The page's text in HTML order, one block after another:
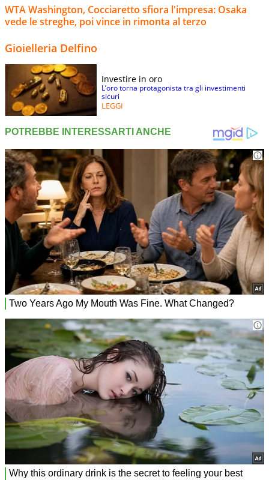
WTA Washington, Cocciaretto sfiora l'impresa: Osaka
vede le streghe, poi vince in rimonta al terzo
Gioielleria Delfino
Investire in oro
L’oro torna protagonista tra gli investimenti
sicuri
LEGGI